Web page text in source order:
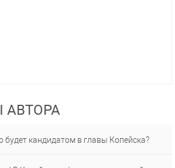
АВТОРА
будет кандидатом в главы Копейска?